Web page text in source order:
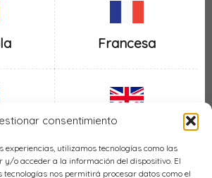
consentimiento
experiencias, utilizamos tecnologías como las
y/o acceder a la información del dispositivo. El
tecnologías nos permitirá procesar datos como el
Francesa
Inglesa